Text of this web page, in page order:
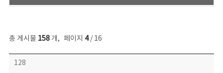
총 게시물 158개, 페이지 4/ 16
콘텐츠이슈 목록 - 번호, 제목, 작성자, 파일, 조회수, 작성일 정보 제공
128